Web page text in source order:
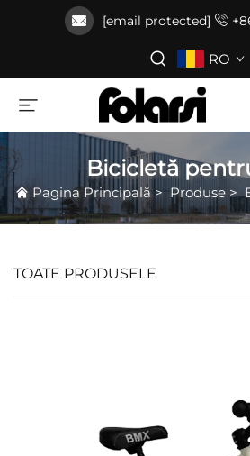
[email protected]
RO
Bicicletă
Pagina Principală > Produse>
TOATE PRODUSELE